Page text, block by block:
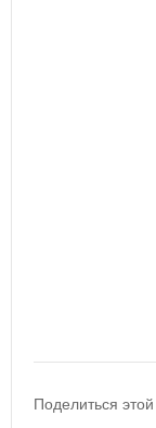
Поделиться